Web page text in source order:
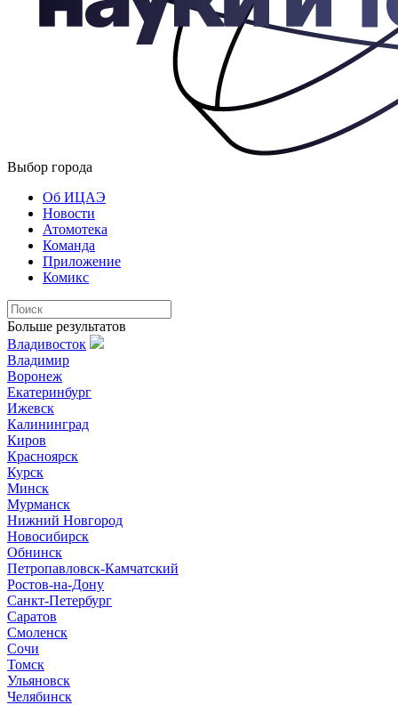
Выбор города
Об ИЦАЭ
Новости
Атомотека
Команда
Приложение
Комикс
Больше результатов
Владивосток
Владимир
Воронеж
Екатеринбург
Ижевск
Калининград
Киров
Красноярск
Курск
Минск
Мурманск
Нижний Новгород
Новосибирск
Обнинск
Петропавловск-Камчатский
Ростов-на-Дону
Санкт-Петербург
Саратов
Смоленск
Сочи
Томск
Ульяновск
Челябинск